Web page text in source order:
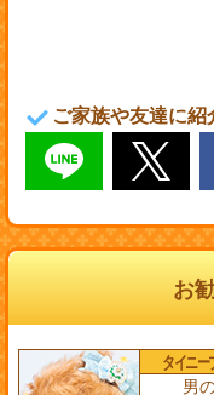
ご家族や友達に紹
お
タイニー
男